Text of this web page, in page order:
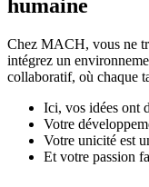
humaine
Chez MACH, vous ne
intégrez un
collaboratif, où chaque
Ici, vos idées ont
Votre
Votre unicité est
Et votre passion